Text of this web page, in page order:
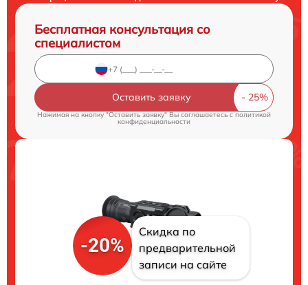
Бесплатная консультация со
специалистом
Оставить заявку
Нажимая на кнопку "Оставить заявку" Вы соглашаетесь c политикой
конфиденциальности
-20%
Скидка по
предварительной
записи на сайте